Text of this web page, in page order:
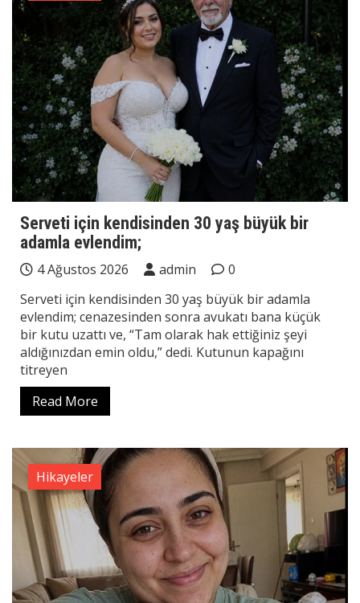
Serveti için kendisinden 30 yaş büyük bir
adamla evlendim;
4 Ağustos 2026 admin
0
Serveti için kendisinden 30 yaş büyük bir adamla
evlendim; cenazesinden sonra avukatı bana küçük
bir kutu uzattı ve, “Tam olarak hak ettiğiniz şeyi
aldığınızdan emin oldu,” dedi. Kutunun kapağını
titreyen
Read More
Hikayeler